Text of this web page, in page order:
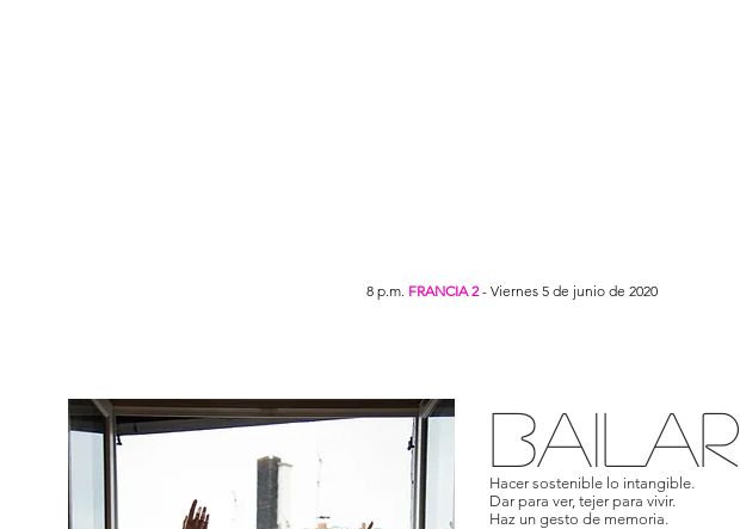
8 p.m. FRANCIA 2- Viernes 5 de junio de 2020
BAILAR
Hacer sostenible lo intangible.
Dar para ver, tejer para vivir.
Haz un gesto de memoria.